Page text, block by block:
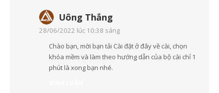
Uông Thắng
28/06/2022 lúc 10:38 sáng
Chào bạn, mời bạn tải Cài đặt ở đây về cài, chọn
khóa mềm và làm theo hướng dẫn của bộ cài chỉ 1
phút là xong bạn nhé.